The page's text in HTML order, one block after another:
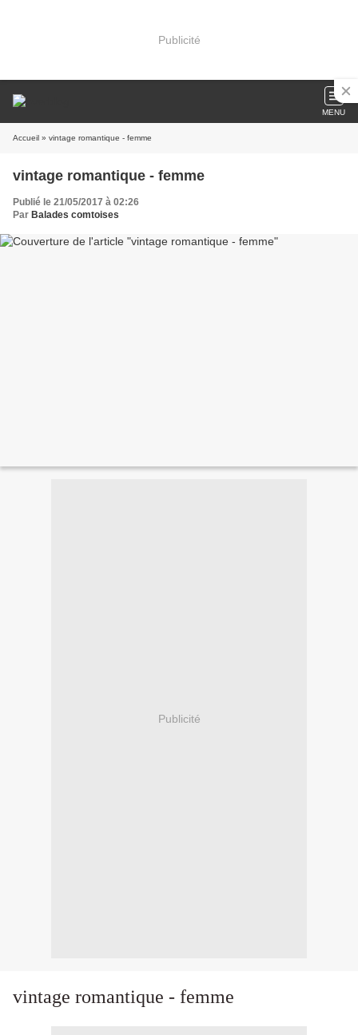
Publicité
MENU
Accueil » vintage romantique - femme
vintage romantique - femme
Publié le 21/05/2017 à 02:26
Par Balades comtoises
Publicité
vintage romantique - femme